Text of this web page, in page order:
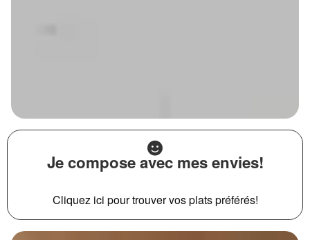
Je compose avec mes envies!
Cliquez ici pour trouver vos plats préférés!